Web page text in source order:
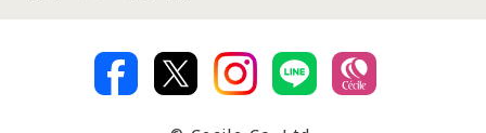
著作権・商標について 会社案内
交換・返品は
お支払は